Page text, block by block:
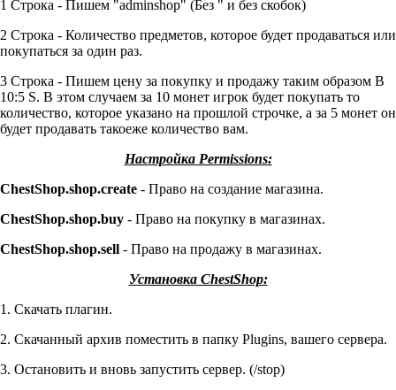
1 Строка - Пишем "adminshop" (Без " и без скобок)
2 Строка - Количество предметов, которое будет продаваться или
покупаться за один раз.
3 Строка - Пишем цену за покупку и продажу таким образом B
10:5 S. В этом случаем за 10 монет игрок будет покупать то
количество, которое указано на прошлой строчке, а за 5 монет он
будет продавать такоеже количество вам.
Настройка Permissions:
ChestShop.shop.create - Право на создание магазина.
ChestShop.shop.buy - Право на покупку в магазинах.
ChestShop.shop.sell - Право на продажу в магазинах.
Установка ChestShop:
1. Скачать плагин.
2. Скачанный архив поместить в папку Plugins, вашего сервера.
3. Остановить и вновь запустить сервер. (/stop)